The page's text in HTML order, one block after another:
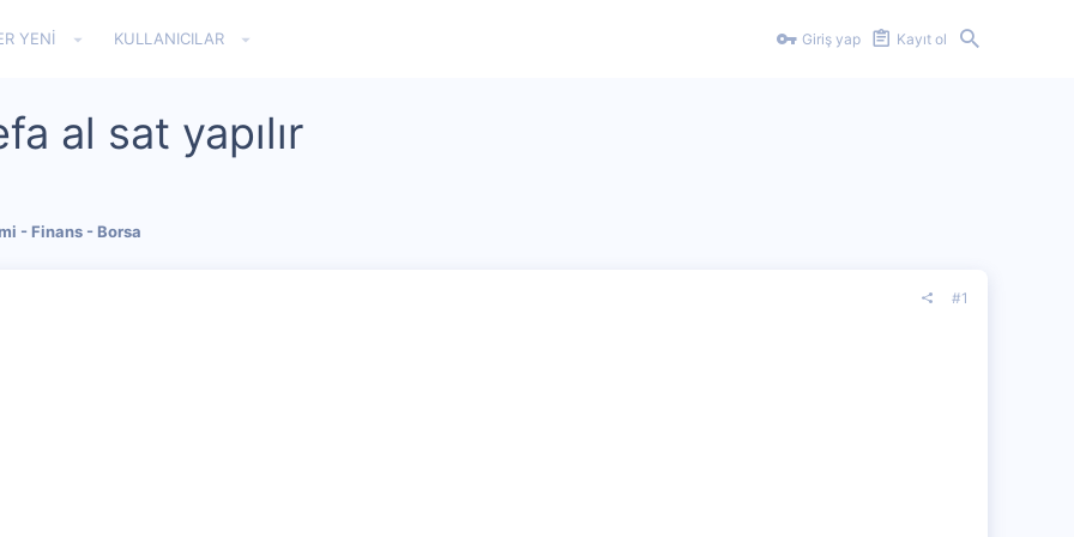
YENI KULLANICILAR Giriş yap Kayıt ol
al sat yapılır
- Finans - Borsa
#1